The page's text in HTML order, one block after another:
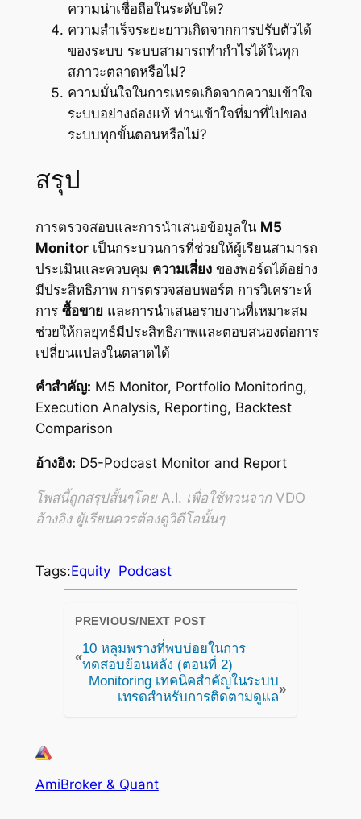
ความน่าเชื่อถือในระดับใด?
ความสำเร็จระยะยาวเกิดจากการปรับตัวได้
ของระบบ ระบบสามารถทำกำไรได้ในทุก
สภาวะตลาดหรือไม่?
ความมั่นใจในการเทรดเกิดจากความเข้าใจ
ระบบอย่างถ่องแท้ ท่านเข้าใจที่มาที่ไปของ
ระบบทุกขั้นตอนหรือไม่?
สรุป
การตรวจสอบและการนำเสนอข้อมูลใน M5
Monitorเป็นกระบวนการที่ช่วยให้ผู้เรียนสามารถ
ประเมินและควบคุม ความเสี่ยงของพอร์ตได้อย่าง
มีประสิทธิภาพ การตรวจสอบพอร์ต การวิเคราะห์
การ ซื้อขาย และการนำเสนอรายงานที่เหมาะสม
ช่วยให้กลยุทธ์มีประสิทธิภาพและตอบสนองต่อการ
เปลี่ยนแปลงในตลาดได้
คำสำคัญ: M5 Monitor, Portfolio Monitoring,
Execution Analysis, Reporting, Backtest
Comparison
อ้างอิง: D5-Podcast Monitor and Report
โพสนี้ถูกสรุปสั้นๆโดย A.I. เพื่อใช้ทวนจาก VDO
อ้างอิง ผู้เรียนควรต้องดูวิดีโอนั้นๆ
Tags:Equity Podcast
PREVIOUS/NEXT POST
«
10 หลุมพรางที่พบบ่อยในการ
ทดสอบย้อนหลัง (ตอนที่ 2)
Monitoring เทคนิคสำคัญในระบบ
เทรดสำหรับการติดตามดูแล
»
AmiBroker & Quant